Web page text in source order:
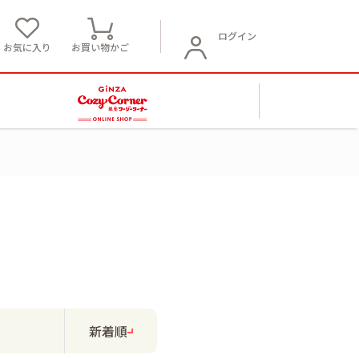
お気に入り お買い物かご
ログイン
新着順